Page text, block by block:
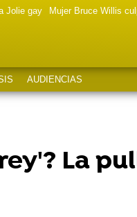
Jolie gay Mujer Bruce Willis
AUDIENCIAS
La